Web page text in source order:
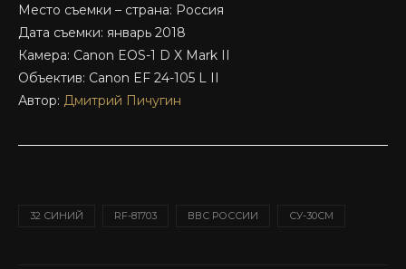
Место съемки – страна: Россия
Дата съемки: январь 2018
Камера: Canon EOS-1 D X Mark II
Объектив: Canon EF 24-105 L II
Автор: Дмитрий Пичугин
32 СИНИЙ RF-81703 ВВС РОССИИ СУ-30СМ